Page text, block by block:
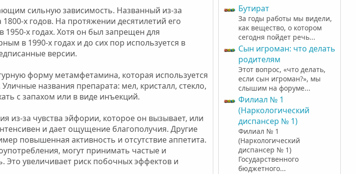
сильную зависимость. Названный из-за
х годов. На протяжении десятилетий его
х годах. Хотя он был запрещен для
в 1990-х годах и до сих пор используется в
версии.
форму метамфетамина, которая используется
названия препарата: мел, кристалл, стекло,
с запахом или в виде инъекций.
из-за чувства эйфории, которое он вызывает, или
и дает ощущение благополучия. Другие
повышенная активность и отсутствие аппетита.
могут принимать частые и
увеличивает риск побочных эффектов и
Бутират
За годы работы мы видели,
как вещество, о котором
сегодня пойдет речь...
Cын игроман: что делать
родителям
Этот вопрос, «что делать,
если сын игроман?», мы
слышим на форуме...
Филиал № 1
(Наркологический
диспансер № 1)
Филиал № 1
(Наркологический
диспансер № 1)
Государственного
бюджетного...